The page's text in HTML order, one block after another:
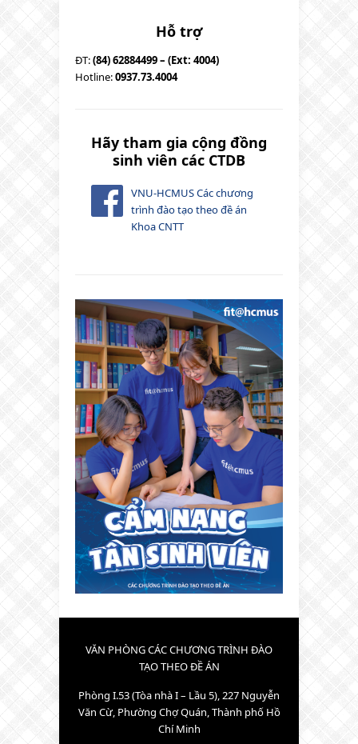
Hỗ trợ
ĐT:(84) 62884499 – (Ext: 4004)
Hotline:0937.73.4004
Hãy tham gia cộng đồng
sinh viên các CTDB
VNU-HCMUS Các chương
trình đào tạo theo đề án
Khoa CNTT
VĂN PHÒNG CÁC CHƯƠNG TRÌNH ĐÀO
TẠO THEO ĐỀ ÁN
Phòng I.53 (Tòa nhà I – Lầu 5), 227 Nguyễn
Văn Cừ, Phường Chợ Quán, Thành phố Hồ
Chí Minh